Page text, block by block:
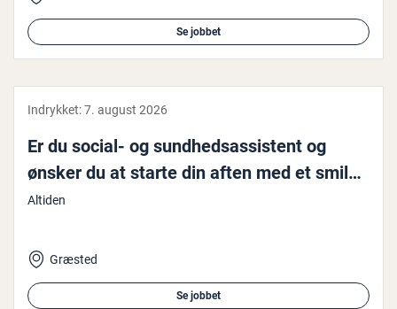
Se jobbet
Indrykket:7. august 2026
Er du social- og sund­heds­as­si­stent og
ønsker du at starte din aften med et smil…
Altiden
Græsted
Se jobbet